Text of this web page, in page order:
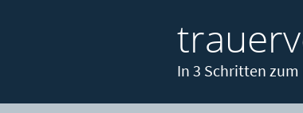
In 3 Schritten